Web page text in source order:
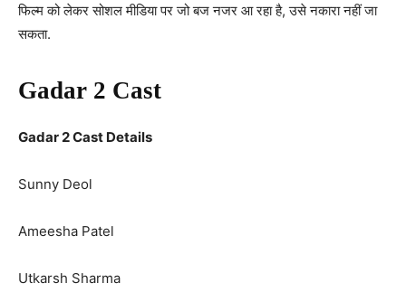
फिल्म को लेकर सोशल मीडिया पर जो बज नजर आ रहा है, उसे नकारा नहीं जा
सकता.
Gadar 2 Cast
Gadar 2 Cast Details
Sunny Deol
Ameesha Patel
Utkarsh Sharma